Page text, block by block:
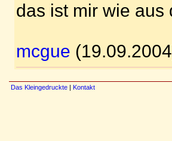
das ist mir wie
mcgue
Das Kleingedruckte | Kontakt